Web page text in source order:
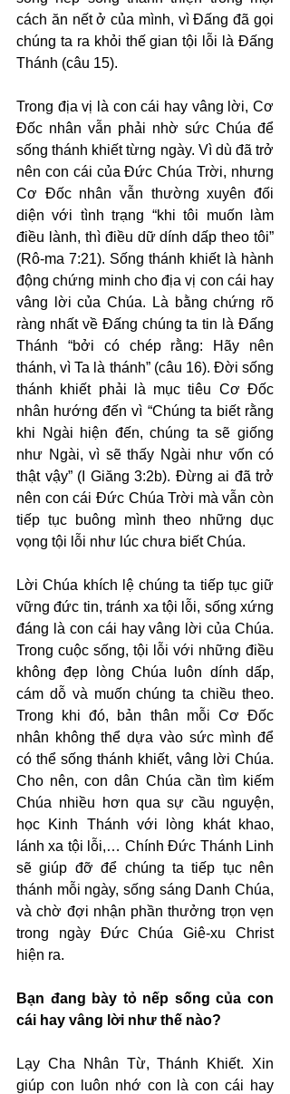
cách ăn nết ở của mình, vì Đấng đã gọi
chúng ta ra khỏi thế gian tội lỗi là Đấng
Thánh (câu 15).
Trong địa vị là con cái hay vâng lời, Cơ
Đốc nhân vẫn phải nhờ sức Chúa để
sống thánh khiết từng ngày. Vì dù đã trở
nên con cái của Đức Chúa Trời, nhưng
Cơ Đốc nhân vẫn thường xuyên đối
diện với tình trạng “khi tôi muốn làm
điều lành, thì điều dữ dính dấp theo tôi”
(Rô-ma 7:21). Sống thánh khiết là hành
động chứng minh cho địa vị con cái hay
vâng lời của Chúa. Là bằng chứng rõ
ràng nhất về Đấng chúng ta tin là Đấng
Thánh “bởi có chép rằng: Hãy nên
thánh, vì Ta là thánh” (câu 16). Đời sống
thánh khiết phải là mục tiêu Cơ Đốc
nhân hướng đến vì “Chúng ta biết rằng
khi Ngài hiện đến, chúng ta sẽ giống
như Ngài, vì sẽ thấy Ngài như vốn có
thật vậy” (I Giăng 3:2b). Đừng ai đã trở
nên con cái Đức Chúa Trời mà vẫn còn
tiếp tục buông mình theo những dục
vọng tội lỗi như lúc chưa biết Chúa.
Lời Chúa khích lệ chúng ta tiếp tục giữ
vững đức tin, tránh xa tội lỗi, sống xứng
đáng là con cái hay vâng lời của Chúa.
Trong cuộc sống, tội lỗi với những điều
không đẹp lòng Chúa luôn dính dấp,
cám dỗ và muốn chúng ta chiều theo.
Trong khi đó, bản thân mỗi Cơ Đốc
nhân không thể dựa vào sức mình để
có thể sống thánh khiết, vâng lời Chúa.
Cho nên, con dân Chúa cần tìm kiếm
Chúa nhiều hơn qua sự cầu nguyện,
học Kinh Thánh với lòng khát khao,
lánh xa tội lỗi,… Chính Đức Thánh Linh
sẽ giúp đỡ để chúng ta tiếp tục nên
thánh mỗi ngày, sống sáng Danh Chúa,
và chờ đợi nhận phần thưởng trọn vẹn
trong ngày Đức Chúa Giê-xu Christ
hiện ra.
Bạn đang bày tỏ nếp sống của con
cái hay vâng lời như thế nào?
Lạy Cha Nhân Từ, Thánh Khiết. Xin
giúp con luôn nhớ con là con cái hay